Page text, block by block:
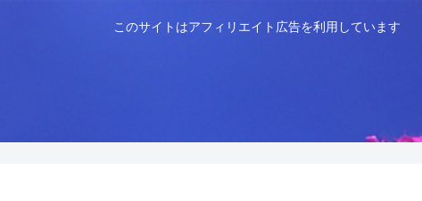
このサイトはアフィリエイト広告を利用しています